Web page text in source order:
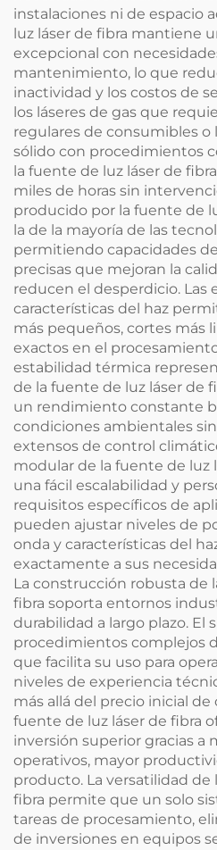
instalaciones ni de espacio
luz láser de fibra mantiene
excepcional con
mantenimiento, lo que
inactividad y los costos de
los láseres de gas que
regulares de consumibles o
sólido con procedimientos
la fuente de luz láser de
miles de horas sin
producido por la fuente de
la de la mayoría de las
permitiendo capacidades
precisas que mejoran la
reducen el desperdicio. Las
características del haz
más pequeños, cortes más
exactos en el
estabilidad térmica
de la fuente de luz láser de
un rendimiento constante
condiciones ambientales
extensos de control
modular de la fuente de luz
una fácil escalabilidad y
requisitos específicos de
pueden ajustar niveles de
onda y características del
exactamente a sus
La construcción robusta de
fibra soporta entornos
durabilidad a largo plazo. El
procedimientos complejos
que facilita su uso para
niveles de experiencia
más allá del precio inicial de
fuente de luz láser de fibra
inversión superior gracias a
operativos, mayor
producto. La versatilidad de
fibra permite que un solo
tareas de procesamiento,
de inversiones en equipos